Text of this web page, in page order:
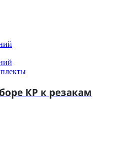
КР к резакам